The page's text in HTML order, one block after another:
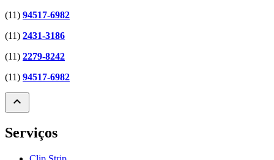
(11) 94517-6982
(11) 2431-3186
(11) 2279-8242
(11) 94517-6982
expand_less
Serviços